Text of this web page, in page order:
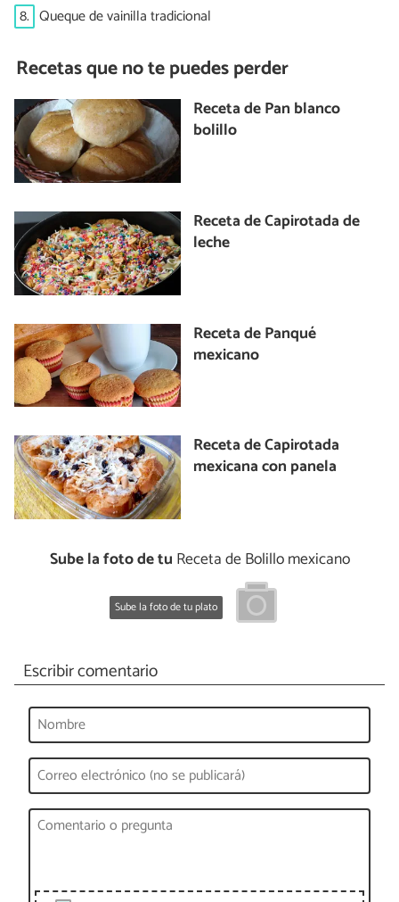
8. Queque de vainilla tradicional
Recetas que no te puedes perder
Receta de Pan blanco
bolillo
Receta de Capirotada de
leche
Receta de Panqué
mexicano
Receta de Capirotada
mexicana con panela
Sube la foto de tu Receta de Bolillo mexicano
Sube la foto de tu plato
Escribir comentario